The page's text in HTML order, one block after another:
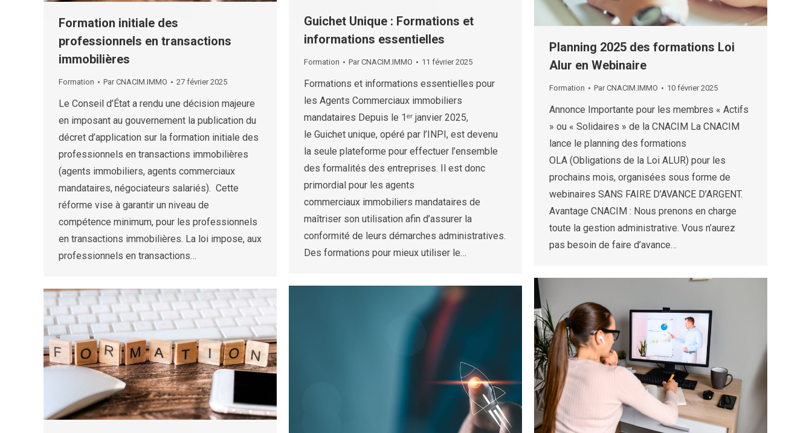
Formation initiale des
professionnels en transactions
immobilières
Formation ParCNACIM.IMMO 27 février 2025
Le Conseil d’État a rendu une décision majeure
en imposant au gouvernement la publication du
décret d’application sur la formation initiale des
professionnels en transactions immobilières
(agents immobiliers, agents commerciaux
mandataires, négociateurs salariés). Cette
réforme vise à garantir un niveau de
compétence minimum, pour les professionnels
en transactions immobilières. La loi impose, aux
professionnels en transactions…
Guichet Unique : Formations et
informations essentielles
Formation ParCNACIM.IMMO 11 février 2025
Formations et informations essentielles pour
les Agents Commerciaux immobiliers
mandataires Depuis le 1ᵉʳ janvier 2025,
le Guichet unique, opéré par l’INPI, est devenu
la seule plateforme pour effectuer l’ensemble
des formalités des entreprises. Il est donc
primordial pour les agents
commerciaux immobiliers mandataires de
maîtriser son utilisation afin d’assurer la
conformité de leurs démarches administratives.
Des formations pour mieux utiliser le…
Planning 2025 des formations Loi
Alur en Webinaire
Formation ParCNACIM.IMMO 10 février 2025
Annonce Importante pour les membres « Actifs
» ou « Solidaires » de la CNACIM La CNACIM
lance le planning des formations
OLA (Obligations de la Loi ALUR) pour les
prochains mois, organisées sous forme de
webinaires SANS FAIRE D’AVANCE D’ARGENT.
Avantage CNACIM : Nous prenons en charge
toute la gestion administrative. Vous n’aurez
pas besoin de faire d’avance…